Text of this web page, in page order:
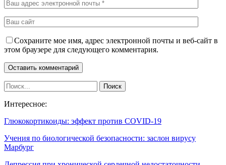
Сохраните мое имя, адрес электронной почты и веб-сайт в
этом браузере для следующего комментария.
Интересное:
Глюкокортикоиды: эффект против COVID-19
Учения по биологической безопасности: заслон вирусу
Марбург